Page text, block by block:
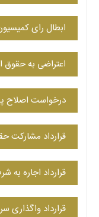
ابطال رای کمیسیون ماده 12 مبنی بر
اعتراضی به حقوق
درخواست اصلاح
قرارداد مشارکت
قرارداد اجاره به
قرارداد واگذاری